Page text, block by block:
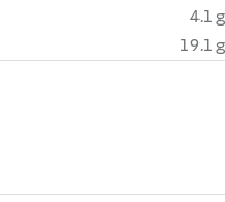
4.1 g
19.1 g